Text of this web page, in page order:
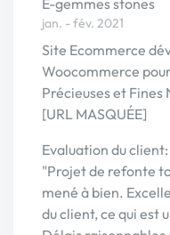
E-gemmes stones
jan. - fév. 2021
Site Ecommerce
Woocommerce
Précieuses et Fines
[URL MASQUÉE]
Evaluation du
"Projet de refonte
mené à bien.
du client, ce qui est